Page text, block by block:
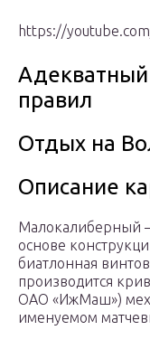
https://
правил
Отдых на
Описание
Малокалиберный
основе
биатлонная
производится
ОАО «ИжМаш»)
именуемом